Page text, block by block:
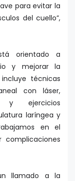
para evitar la
del cuello”,
orientado a
y mejorar la
técnicas
con láser,
y ejercicios
laríngea y
en el
llamado a la